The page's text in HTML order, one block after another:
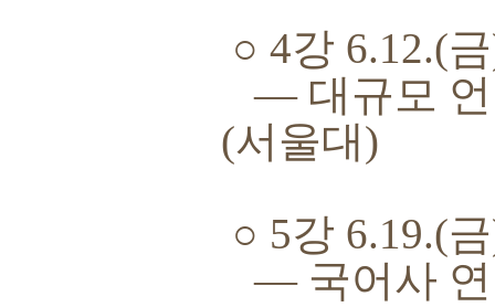
○ 4강 6.12.(금
― 대규모
(서울대)
○ 5강 6.19.(금
― 국어사